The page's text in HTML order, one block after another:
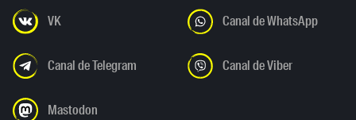
VK Canal de WhatsApp
Canal de Telegram Canal de Viber
Mastodon